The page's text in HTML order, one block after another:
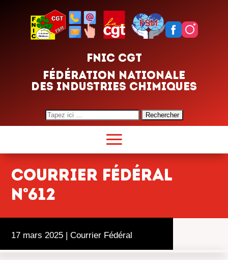
FNIC CGT
FÉDÉRATION NATIONALE
DES INDUSTRIES CHIMIQUES
Search
for:
Courrier fédéral
n°612
17 mars 2025 | Courrier Fédéral